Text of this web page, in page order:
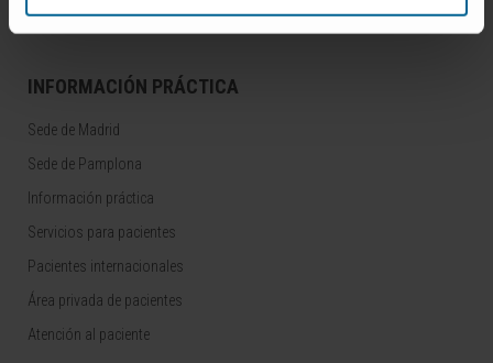
INFORMACIÓN PRÁCTICA
Sede de Madrid
Sede de Pamplona
Información práctica
Servicios para pacientes
Pacientes internacionales
Área privada de pacientes
Atención al paciente